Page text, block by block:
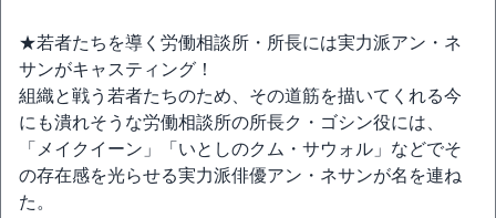
★若者たちを導く労働相談所・所長には実力派アン・ネ
サンがキャスティング！
組織と戦う若者たちのため、その道筋を描いてくれる今
にも潰れそうな労働相談所の所長ク・ゴシン役には、
「メイクイーン」「いとしのクム・サウォル」などでそ
の存在感を光らせる実力派俳優アン・ネサンが名を連ね
た。